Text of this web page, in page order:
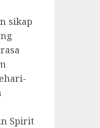
sikap
Spirit